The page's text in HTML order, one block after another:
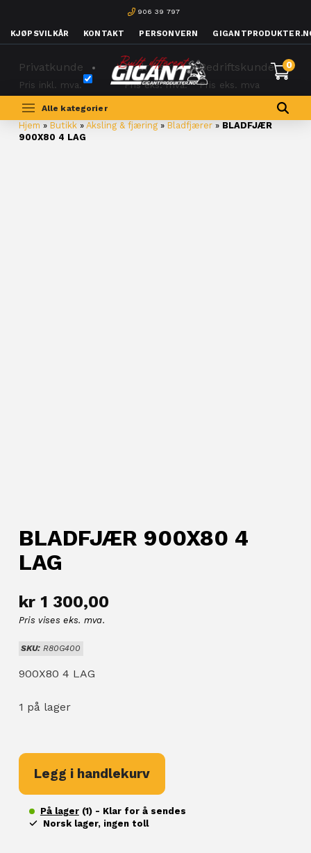
906 39 797
KJØPSVILKÅR KONTAKT PERSONVERN
Privatkunde
Pris inkl. mva.
Bedriftskunde
Pris eks. mva.
Bedriftskunde
Pris eks. mva
0
Alle kategorier
Hjem » Butikk» Aksling & fjæring» Bladfjærer» BLADFJÆR
900X80 4 LAG
BLADFJÆR 900X80 4
LAG
kr 1 300,00
Pris vises eks. mva.
SKU: R80G400
900X80 4 LAG
1 på lager
900X80
4
LAG
antall
Legg i handlekurv
På lager(1) - Klar for å sendes
Norsk lager, ingen toll